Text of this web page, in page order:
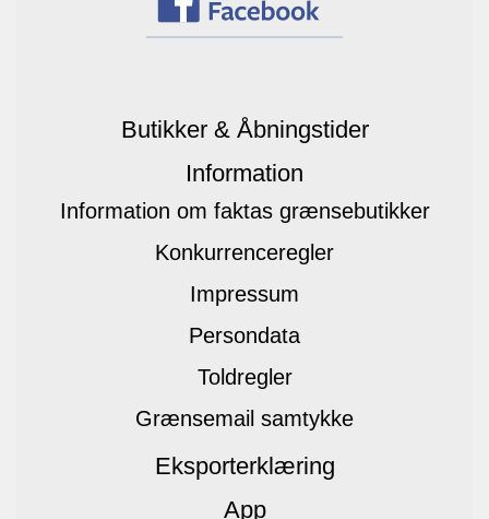
Butikker & Åbningstider
Information
Information om faktas grænsebutikker
Konkurrenceregler
Impressum
Persondata
Toldregler
Grænsemail samtykke
Eksporterklæring
App